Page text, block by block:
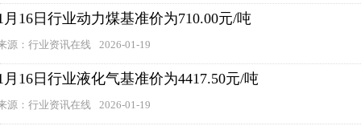
月16日行业动力煤基准价为710.00元/吨
源：行业资讯在线 2026-01-19
月16日行业液化气基准价为4417.50元/吨
源：行业资讯在线 2026-01-19